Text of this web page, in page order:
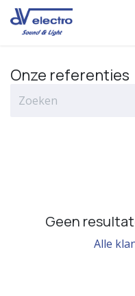
Overslaan naar inhoud
Onze referenties
Geen
Alle